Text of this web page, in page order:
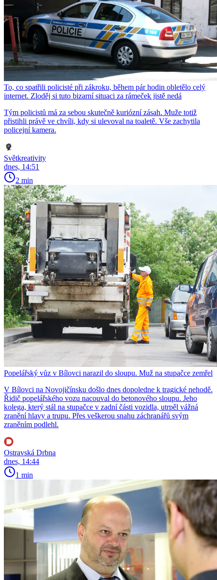
To, co spatřili policisté při zákroku, během pár hodin obletělo celý
internet. Zloděj si tuto bizarní situaci za rámeček jistě nedá
Tým policistů má za sebou skutečně kuriózní zásah. Muže totiž
přistihli právě ve chvíli, kdy si ulevoval na toaletě. Vše zachytila
policejní kamera.
Světkreativity
dnes, 14:51
2 min
Popelářský vůz v Bílovci narazil do sloupu. Muž na stupačce zemřel
V Bílovci na Novojičínsku došlo dnes dopoledne k tragické nehodě.
Řidič popelářského vozu nacouval do betonového sloupu. Jeho
kolega, který stál na stupačce v zadní části vozidla, utrpěl vážná
zranění hlavy a trupu. Přes veškerou snahu záchranářů svým
zraněním podlehl.
Ostravská Drbna
dnes, 14:44
1 min